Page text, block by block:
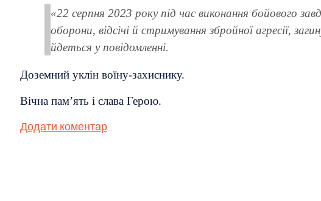
«22 серпня 2023 року під час виконання бойового
оборони, відсічі й стримування збройної агресії,
йдеться у повідомленні.
Доземний уклін воїну-захиснику.
Вічна пам’ять і слава Герою.
Додати коментар